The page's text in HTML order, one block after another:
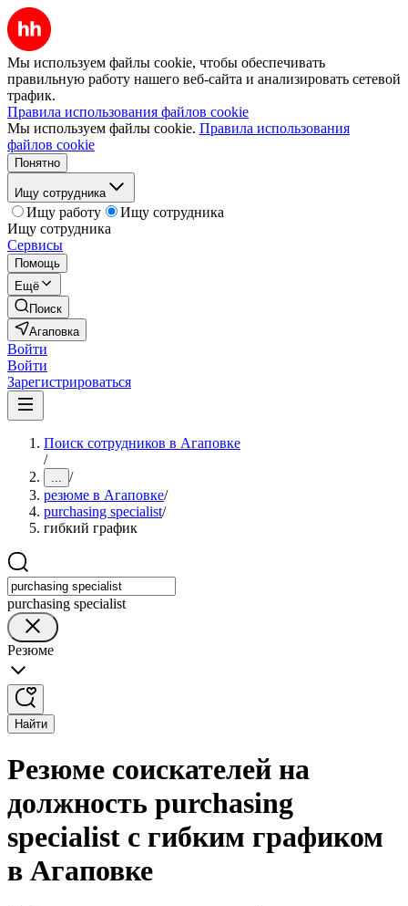
Мы используем файлы cookie, чтобы обеспечивать
правильную работу нашего веб-сайта и анализировать сетевой
трафик.
Правила использования файлов cookie
Мы используем файлы cookie. Правила использования
файлов cookie
Понятно
Ищу сотрудника
Ищу работу
Ищу сотрудника
Ищу сотрудника
Сервисы
Помощь
Ещё
Поиск
Агаповка
Войти
Войти
Зарегистрироваться
Поиск сотрудников в Агаповке
/
... /
резюме в Агаповке/
purchasing specialist/
гибкий график
purchasing specialist
Резюме
Найти
Резюме соискателей на
должность purchasing
specialist с гибким графиком
в Агаповке